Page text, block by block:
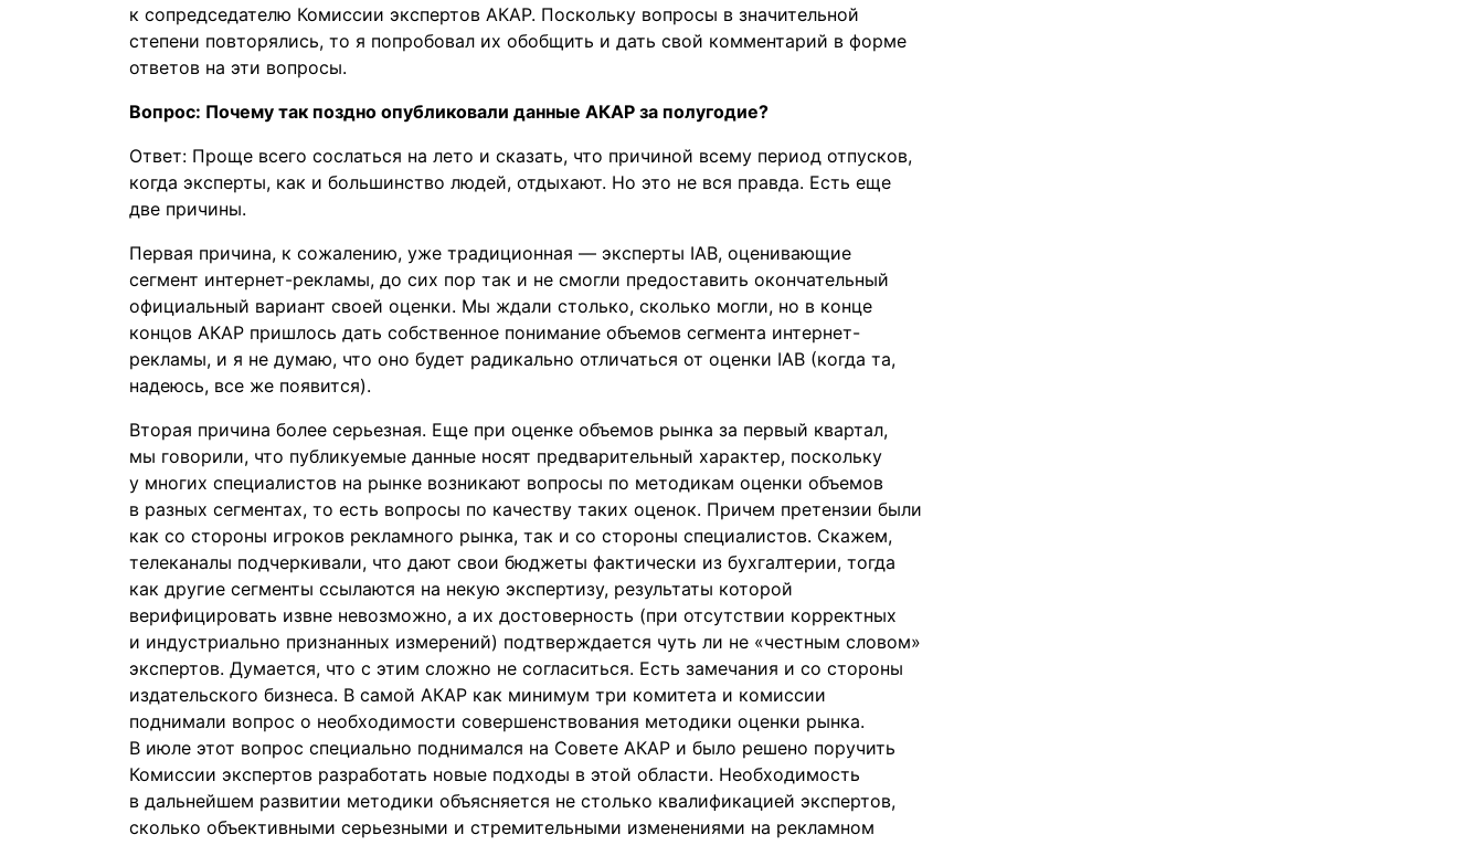
к сопредседателю Комиссии экспертов АКАР. Поскольку вопросы в значительной
степени повторялись, то я попробовал их обобщить и дать свой комментарий в форме
ответов на эти вопросы.
Вопрос: Почему так поздно опубликовали данные АКАР за полугодие?
Ответ: Проще всего сослаться на лето и сказать, что причиной всему период отпусков,
когда эксперты, как и большинство людей, отдыхают. Но это не вся правда. Есть еще
две причины.
Первая причина, к сожалению, уже традиционная — эксперты IAB, оценивающие
сегмент интернет-рекламы, до сих пор так и не смогли предоставить окончательный
официальный вариант своей оценки. Мы ждали столько, сколько могли, но в конце
концов АКАР пришлось дать собственное понимание объемов сегмента интернет-
рекламы, и я не думаю, что оно будет радикально отличаться от оценки IAB (когда та,
надеюсь, все же появится).
Вторая причина более серьезная. Еще при оценке объемов рынка за первый квартал,
мы говорили, что публикуемые данные носят предварительный характер, поскольку
у многих специалистов на рынке возникают вопросы по методикам оценки объемов
в разных сегментах, то есть вопросы по качеству таких оценок. Причем претензии были
как со стороны игроков рекламного рынка, так и со стороны специалистов. Скажем,
телеканалы подчеркивали, что дают свои бюджеты фактически из бухгалтерии, тогда
как другие сегменты ссылаются на некую экспертизу, результаты которой
верифицировать извне невозможно, а их достоверность (при отсутствии корректных
и индустриально признанных измерений) подтверждается чуть ли не «честным словом»
экспертов. Думается, что с этим сложно не согласиться. Есть замечания и со стороны
издательского бизнеса. В самой АКАР как минимум три комитета и комиссии
поднимали вопрос о необходимости совершенствования методики оценки рынка.
В июле этот вопрос специально поднимался на Совете АКАР и было решено поручить
Комиссии экспертов разработать новые подходы в этой области. Необходимость
в дальнейшем развитии методики объясняется не столько квалификацией экспертов,
сколько объективными серьезными и стремительными изменениями на рекламном